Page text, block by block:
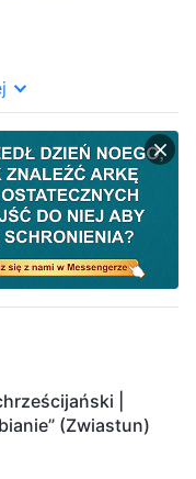
|
(Zwiastun)